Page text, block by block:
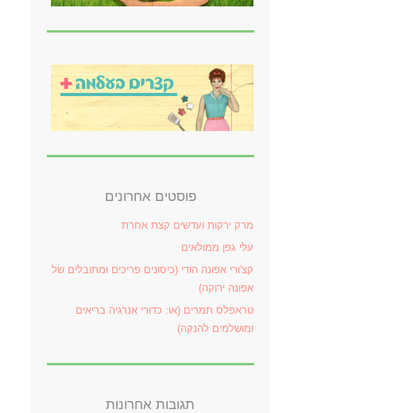
פוסטים אחרונים
מרק ירקות ועדשים קצת אחרת
עלי גפן ממולאים
קצ'ורי אפונה הודי (כיסונים פריכים ומתובלים של
אפונה ירוקה)
טראפלס תמרים (או: כדורי אנרגיה בריאים
ומושלמים להנקה)
תגובות אחרונות